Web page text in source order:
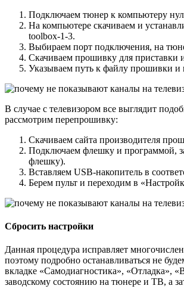
Подключаем тюнер к компьютеру
На компьютере скачиваем и
toolbox-1-3.
Выбираем порт подключения, на
Скачиваем прошивку для
Указываем путь к файлу прошивки и
В случае с телевизором все выглядит
рассмотрим перепрошивку:
Скачиваем сайта производителя
Подключаем флешку и программой,
флешку).
Вставляем USB-накопитель в
Берем пульт и переходим в
Сбросить настройки
Данная процедура исправляет
поэтому подробно останавливаться не
вкладке «Самодиагностика», «Отладка»,
заводскому состоянию на тюнере и ТВ, а